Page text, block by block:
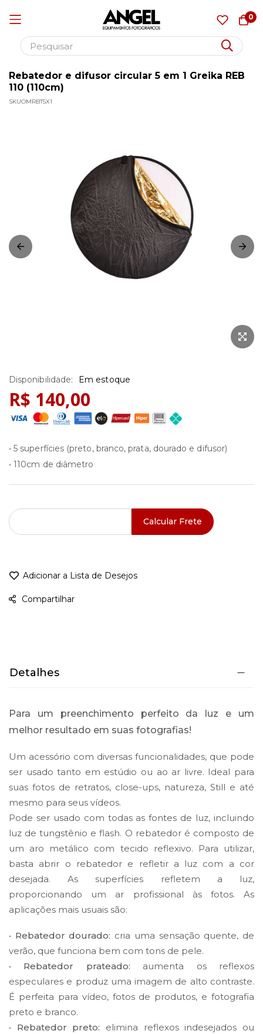
0
Pular
para
o
Rebatedor e difusor circular 5 em 1 Greika REB
110 (110cm)
SKUOMRBT5X1
para
o
início
Galeria
de
R$ 140,00
Adicionar a Lista de Desejos
Compartilhar
Em estoque
• 5 superfícies (preto, branco, prata, dourado e difusor)
• 110cm de diâmetro
Calcular Frete
Detalhes
Para um preenchimento perfeito da luz e um
melhor resultado em suas fotografias!
Um acessório com diversas funcionalidades, que pode
ser usado tanto em estúdio ou ao ar livre. Ideal para
suas fotos de retratos, close-ups, natureza, Still e até
mesmo para seus vídeos.
Pode ser usado com todas as fontes de luz, incluindo
luz de tungstênio e flash. O rebatedor é composto de
um aro metálico com tecido reflexivo. Para utilizar,
basta abrir o rebatedor e refletir a luz com a cor
desejada. As superfícies refletem a luz,
proporcionando um ar profissional às fotos. As
aplicações mais usuais são:
• Rebatedor dourado: cria uma sensação quente, de
verão, que funciona bem com tons de pele.
• Rebatedor prateado: aumenta os reflexos
especulares e produz uma imagem de alto contraste.
É perfeita para vídeo, fotos de produtos, e fotografia
preto e branco.
• Rebatedor preto: elimina reflexos indesejados ou